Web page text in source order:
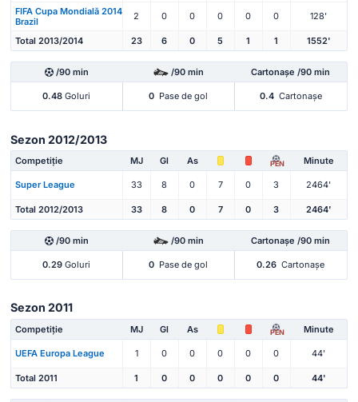
FIFA Cupa Mondială 2014
Brazil
2 0 0 0 0 0 128'
Total 2013/2014 23 6 0 5 1 1 1552'
/90 min /90 min Cartonașe /90 min
0.48 Goluri 0 Pase de gol 0.4 Cartonașe
Sezon 2012/2013
Competiție MJ Gl As PEN Minute
Super League 33 8 0 7 0 3 2464'
Total 2012/2013 33 8 0 7 0 3 2464'
/90 min /90 min Cartonașe /90 min
0.29 Goluri 0 Pase de gol 0.26 Cartonașe
Sezon 2011
Competiție MJ Gl As PEN Minute
UEFA Europa League 1 0 0 0 0 0 44'
Total 2011 1 0 0 0 0 0 44'